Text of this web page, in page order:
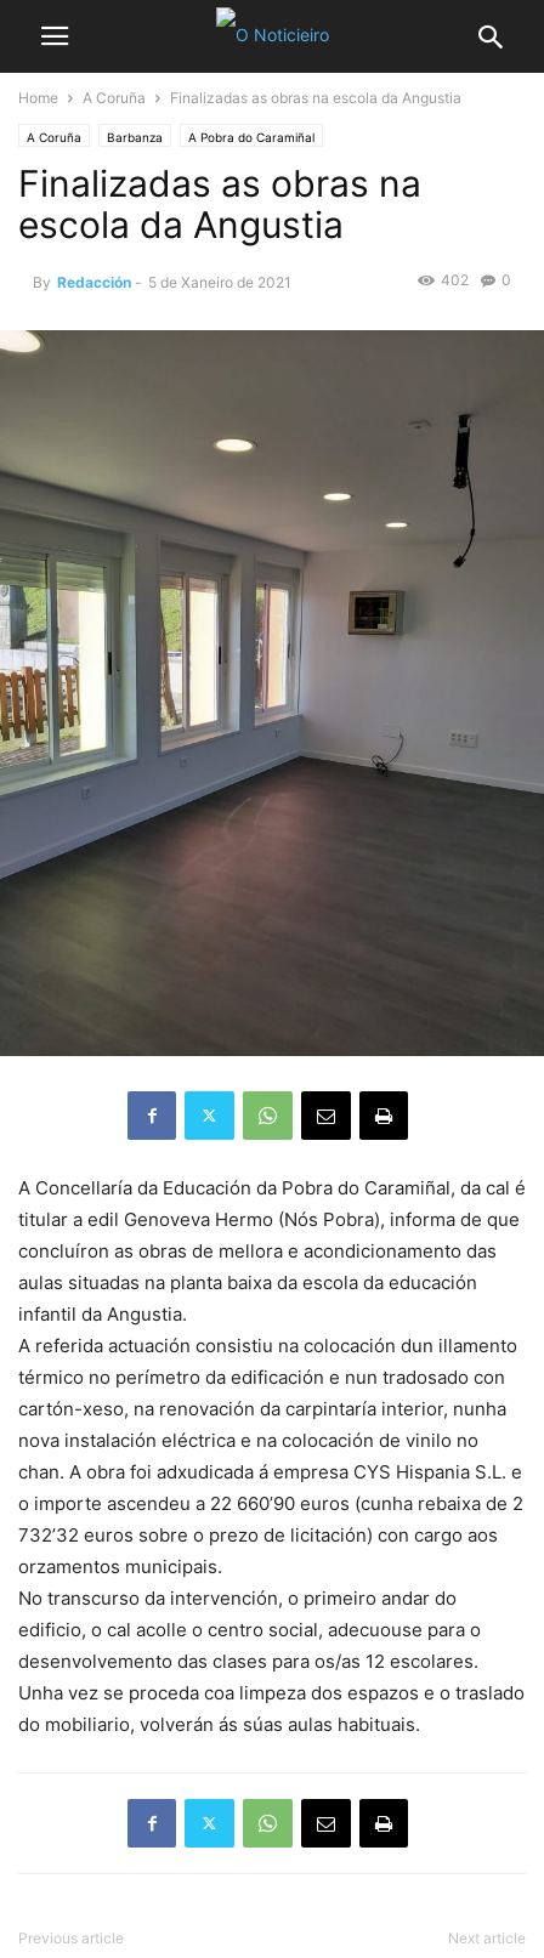
Home A Coruña Finalizadas as obras na escola da Angustia
A Coruña Barbanza A Pobra do Caramiñal
Finalizadas as obras na
escola da Angustia
By Redacción - 5 de Xaneiro de 2021 0
402
A Concellaría da Educación da Pobra do Caramiñal, da cal é
titular a edil Genoveva Hermo (Nós Pobra), informa de que
concluíron as obras de mellora e acondicionamento das
aulas situadas na planta baixa da escola da educación
infantil da Angustia.
A referida actuación consistiu na colocación dun illamento
térmico no perímetro da edificación e nun tradosado con
cartón-xeso, na renovación da carpintaría interior, nunha
nova instalación eléctrica e na colocación de vinilo no
chan. A obra foi adxudicada á empresa CYS Hispania S.L. e
o importe ascendeu a 22 660’90 euros (cunha rebaixa de 2
732’32 euros sobre o prezo de licitación) con cargo aos
orzamentos municipais.
No transcurso da intervención, o primeiro andar do
edificio, o cal acolle o centro social, adecuouse para o
desenvolvemento das clases para os/as 12 escolares.
Unha vez se proceda coa limpeza dos espazos e o traslado
do mobiliario, volverán ás súas aulas habituais.
Previous article Next article